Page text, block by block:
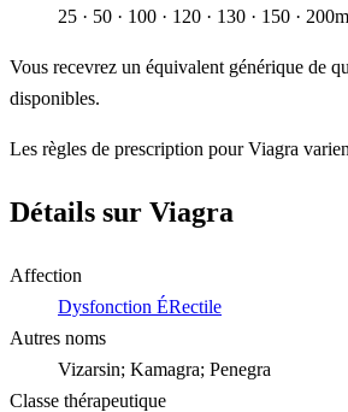
25 · 50 · 100 · 120 · 130 · 150 ·
Vous recevrez un équivalent générique de
disponibles.
Les règles de prescription pour Viagra
Détails sur Viagra
Affection
Dysfonction ÉRectile
Autres noms
Vizarsin; Kamagra; Penegra
Classe thérapeutique